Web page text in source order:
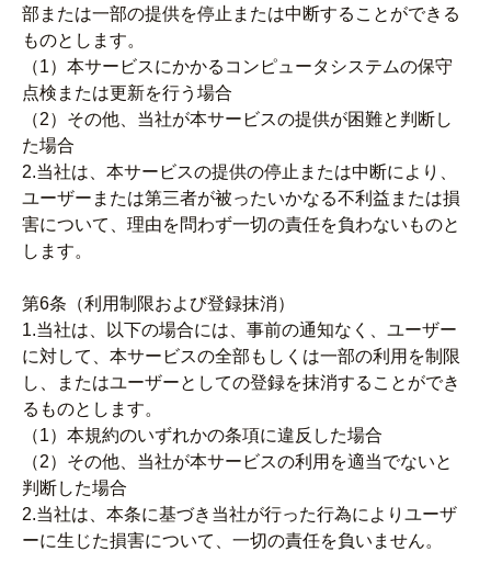
部または一部の提供を停止または中断することができる
ものとします。
（1）本サービスにかかるコンピュータシステムの保守
点検または更新を行う場合
（2）その他、当社が本サービスの提供が困難と判断し
た場合
2.当社は、本サービスの提供の停止または中断により、
ユーザーまたは第三者が被ったいかなる不利益または損
害について、理由を問わず一切の責任を負わないものと
します。
第6条（利用制限および登録抹消）
1.当社は、以下の場合には、事前の通知なく、ユーザー
に対して、本サービスの全部もしくは一部の利用を制限
し、またはユーザーとしての登録を抹消することができ
るものとします。
（1）本規約のいずれかの条項に違反した場合
（2）その他、当社が本サービスの利用を適当でないと
判断した場合
2.当社は、本条に基づき当社が行った行為によりユーザ
ーに生じた損害について、一切の責任を負いません。